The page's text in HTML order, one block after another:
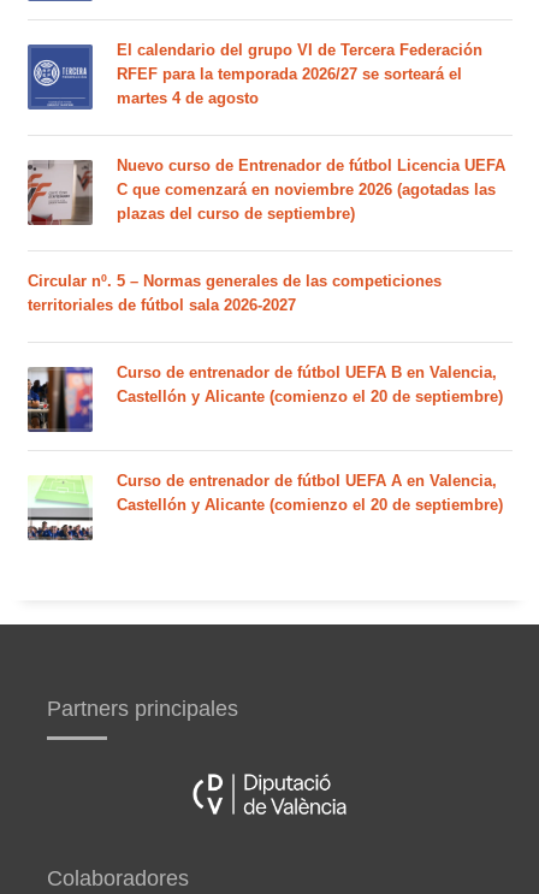
El calendario del grupo VI de Tercera Federación
RFEF para la temporada 2026/27 se sorteará el
martes 4 de agosto
Nuevo curso de Entrenador de fútbol Licencia UEFA
C que comenzará en noviembre 2026 (agotadas las
plazas del curso de septiembre)
Circular nº. 5 – Normas generales de las competiciones
territoriales de fútbol sala 2026-2027
Curso de entrenador de fútbol UEFA B en Valencia,
Castellón y Alicante (comienzo el 20 de septiembre)
Curso de entrenador de fútbol UEFA A en Valencia,
Castellón y Alicante (comienzo el 20 de septiembre)
Partners principales
Colaboradores